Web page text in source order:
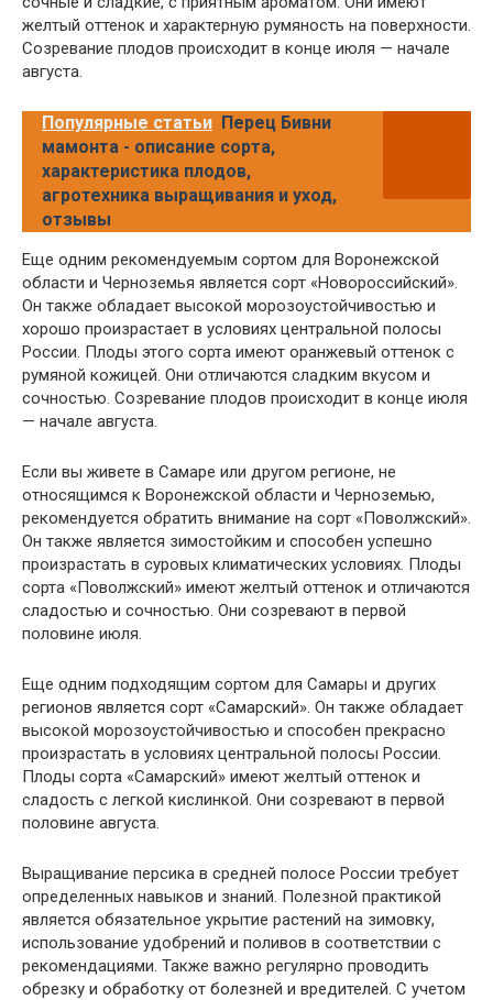
желтый оттенок и характерную румяность на поверхности.
Созревание плодов происходит в конце июля — начале
августа.
Популярные статьи Перец Бивни
мамонта - описание сорта,
характеристика плодов,
агротехника выращивания и уход,
отзывы
Еще одним рекомендуемым сортом для Воронежской
области и Черноземья является сорт «Новороссийский».
Он также обладает высокой морозоустойчивостью и
хорошо произрастает в условиях центральной полосы
России. Плоды этого сорта имеют оранжевый оттенок с
румяной кожицей. Они отличаются сладким вкусом и
сочностью. Созревание плодов происходит в конце июля
— начале августа.
Если вы живете в Самаре или другом регионе, не
относящимся к Воронежской области и Черноземью,
рекомендуется обратить внимание на сорт «Поволжский».
Он также является зимостойким и способен успешно
произрастать в суровых климатических условиях. Плоды
сорта «Поволжский» имеют желтый оттенок и отличаются
сладостью и сочностью. Они созревают в первой
половине июля.
Еще одним подходящим сортом для Самары и других
регионов является сорт «Самарский». Он также обладает
высокой морозоустойчивостью и способен прекрасно
произрастать в условиях центральной полосы России.
Плоды сорта «Самарский» имеют желтый оттенок и
сладость с легкой кислинкой. Они созревают в первой
половине августа.
Выращивание персика в средней полосе России требует
определенных навыков и знаний. Полезной практикой
является обязательное укрытие растений на зимовку,
использование удобрений и поливов в соответствии с
рекомендациями. Также важно регулярно проводить
обрезку и обработку от болезней и вредителей. С учетом